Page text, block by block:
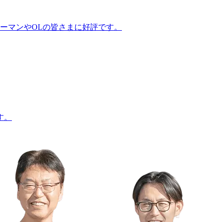
マンやOLの皆さまに好評です。